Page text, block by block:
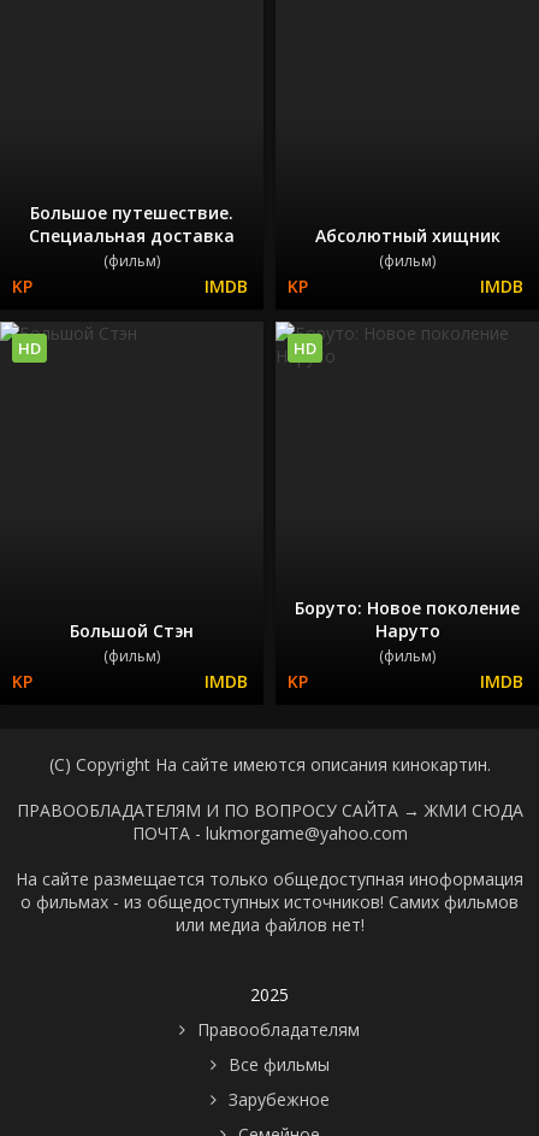
Большое путешествие.
Специальная доставка
(фильм)
Абсолютный хищник
(фильм)
Большой Стэн
(фильм)
HD
Боруто: Новое поколение
Наруто
(фильм)
HD
(C) Copyright На сайте имеются описания кинокартин.
ПРАВООБЛАДАТЕЛЯМ И ПО ВОПРОСУ САЙТА → ЖМИ СЮДА
ПОЧТА - lukmorgame@yahoo.com
На сайте размещается только общедоступная иноформация
о фильмах - из общедоступных источников! Самих фильмов
или медиа файлов нет!
2025
Правообладателям
Все фильмы
Зарубежное